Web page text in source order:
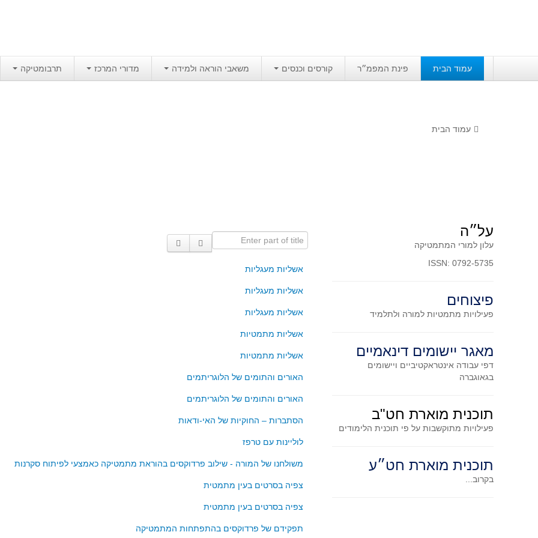
עמוד הבית פינת המפמ״ר קורסים וכנסים משאבי הוראה ולמידה מדורי המרכז תרבומטיקה
עמוד הבית
Enter part of title
אשליות מעגליות
אשליות מעגליות
אשליות מעגליות
אשליות מתמטיות
אשליות מתמטיות
האורים והתומים של הלוגריתמים
האורים והתומים של הלוגריתמים
הסתברות – החוקיות של האי-ודאות
לוליינות עם טרפז
משולחנו של המורה - שילוב פרדוקסים בהוראת מתמטיקה כאמצעי לפיתוח סקרנות
צפיה בסרטים בעין מתמטית
צפיה בסרטים בעין מתמטית
תפקידם של פרדוקסים בהתפתחות המתמטיקה
על״ה
עלון למורי המתמטיקה
ISSN: 0792-5735
פיצוחים
פעילויות מתמטיות למורה ולתלמיד
מאגר יישומים דינאמיים
דפי עבודה אינטראקטיביים ויישומים
בגאוגברה
תוכנית מוארת חט"ב
פעילויות מתוקשבות על פי תוכנית הלימודים
תוכנית מוארת חט״ע
בקרוב...